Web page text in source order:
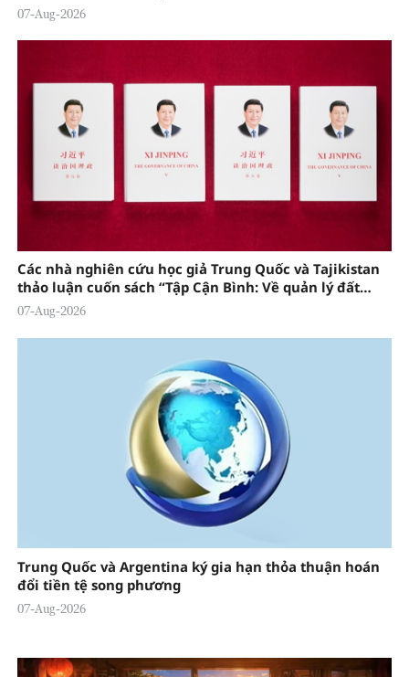
07-Aug-2026
Các nhà nghiên cứu học giả Trung Quốc và Tajikistan
thảo luận cuốn sách “Tập Cận Bình: Về quản lý đất
nước Trung Quốc” tập 5
07-Aug-2026
Trung Quốc và Argentina ký gia hạn thỏa thuận hoán
đổi tiền tệ song phương
07-Aug-2026